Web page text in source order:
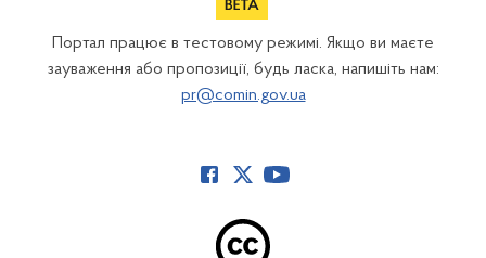
Портал працює в тестовому режимі. Якщо ви маєте
зауваження або пропозиції, будь ласка, напишіть нам:
pr@comin.gov.ua